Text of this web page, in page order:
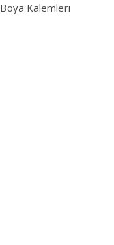
Kalemleri